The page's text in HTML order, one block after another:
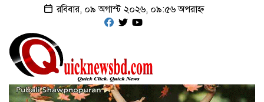
রবিবার, ০৯ অগাস্ট ২০২৬, ০৯:৫৬ অপরাহ্ন